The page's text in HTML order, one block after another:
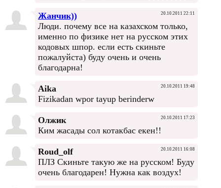
Жанчик)) 20.10.2011 22:11
Люди. почему все на казахском только,
именно по физике нет на русском этих
кодовых шпор. если есть скиньте
пожалуйста) буду очень и очень
благодарна!
Aika 20.10.2011 19:48
Fizikadan wpor tayup berinderw
Олжик 20.10.2011 17:23
Ким жасады сол котакбас екен!!
Roud_olf 20.10.2011 16:08
ПЛЗ Скиньте такую же на русском! Буду
очень благодарен! Нужна как воздух!